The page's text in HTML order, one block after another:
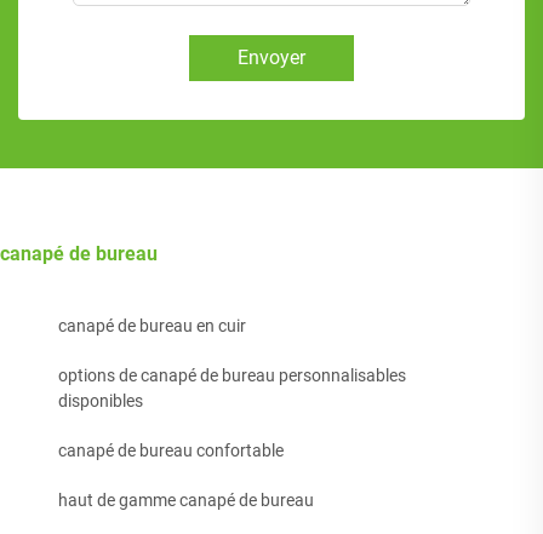
Envoyer
canapé de bureau
canapé de bureau en cuir
options de canapé de bureau personnalisables
disponibles
canapé de bureau confortable
haut de gamme canapé de bureau